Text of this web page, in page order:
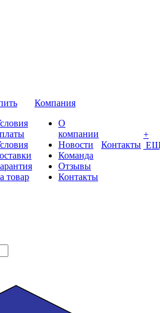
товар
Компания
О
компании
Новости
Команда
Отзывы
Контакты
Контакты
+